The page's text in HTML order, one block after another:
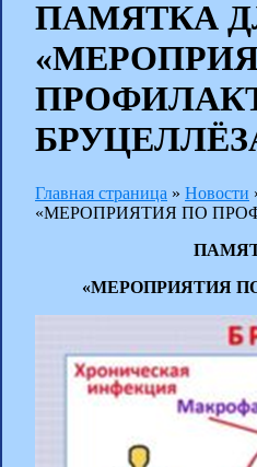
ПАМЯТКА
Главная страница » Новости
«МЕРОПРИЯТИЯ ПО
«МЕРОПРИЯТИЯ